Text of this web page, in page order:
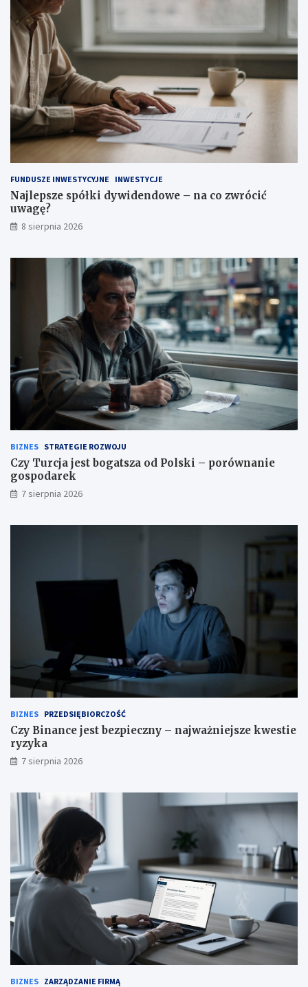
t
a
ć
?
a
c
o
z
w
r
c
ć
u
w
a
g
ę
?
FUNDUSZE INWESTYCYJNE INWESTYCJE
Najlepsze spółki dywidendowe – na co zwrócić
uwagę?
8 sierpnia 2026
BIZNES STRATEGIE ROZWOJU
Czy Turcja jest bogatsza od Polski – porównanie
gospodarek
7 sierpnia 2026
BIZNES PRZEDSIĘBIORCZOŚĆ
Czy Binance jest bezpieczny – najważniejsze kwestie
ryzyka
7 sierpnia 2026
BIZNES ZARZĄDZANIE FIRMĄ